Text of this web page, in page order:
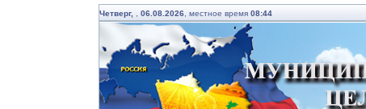
Четверг, 06.08.2026 , местное время 08:44